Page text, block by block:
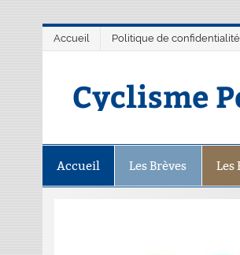
Accueil Politique de
Cyclisme
Accueil Les Brèves Les